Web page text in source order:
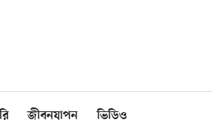
জীবনযাপন ভিডিও